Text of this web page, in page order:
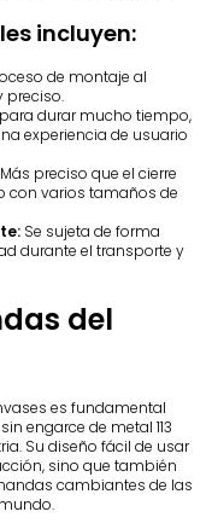
incluyen:
de montaje al
preciso.
durar mucho tiempo,
experiencia de usuario
Más preciso que el cierre
con varios tamaños de
Se sujeta de forma
durante el transporte y
del
es fundamental
engarce de metal 113
Su diseño fácil de usar
sino que también
cambiantes de las